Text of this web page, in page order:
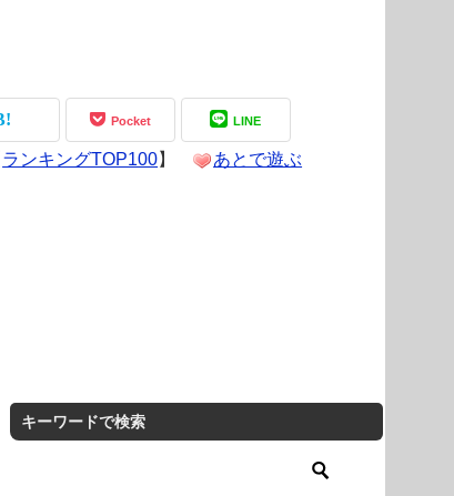
Pocket LINE
ランキングTOP100】 あとで遊ぶ
キーワードで検索